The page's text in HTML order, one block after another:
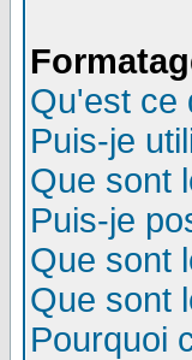
Qu'est ce
Puis-je
Que sont
Puis-je
Que sont
Que sont
Pourquoi